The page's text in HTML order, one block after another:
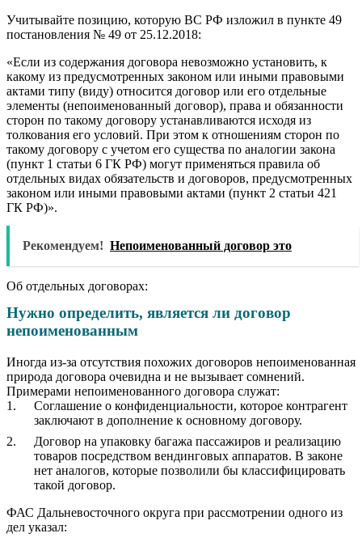
Учитывайте позицию, которую ВС РФ изложил в пункте 49
постановления № 49 от 25.12.2018:
«Если из содержания договора невозможно установить, к
какому из предусмотренных законом или иными правовыми
актами типу (виду) относится договор или его отдельные
элементы (непоименованный договор), права и обязанности
сторон по такому договору устанавливаются исходя из
толкования его условий. При этом к отношениям сторон по
такому договору с учетом его существа по аналогии закона
(пункт 1 статьи 6 ГК РФ) могут применяться правила об
отдельных видах обязательств и договоров, предусмотренных
законом или иными правовыми актами (пункт 2 статьи 421
ГК РФ)».
Рекомендуем! Непоименованный договор это
Об отдельных договорах:
Нужно определить, является ли договор
непоименованным
Иногда из-за отсутствия похожих договоров непоименованная
природа договора очевидна и не вызывает сомнений.
Примерами непоименованного договора служат:
Соглашение о конфиденциальности, которое контрагент
заключают в дополнение к основному договору.
Договор на упаковку багажа пассажиров и реализацию
товаров посредством вендинговых аппаратов. В законе
нет аналогов, которые позволили бы классифицировать
такой договор.
ФАС Дальневосточного округа при рассмотрении одного из
дел указал: